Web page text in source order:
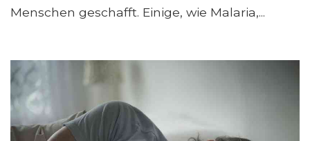
Menschen geschafft. Einige, wie Malaria,...